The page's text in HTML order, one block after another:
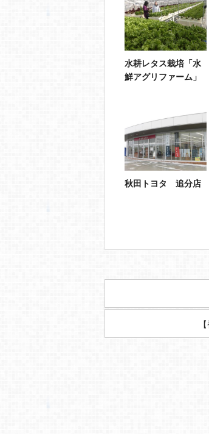
水耕レタス栽培「水
鮮アグリファーム」
秋田トヨタ 追分店